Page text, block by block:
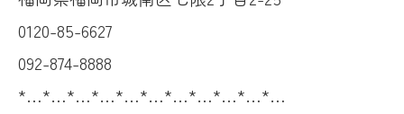
0120-85-6627
092-874-8888
*…*…*…*…*…*…*…*…*…*…*…